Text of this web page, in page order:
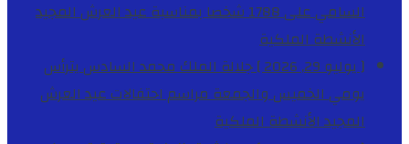
السامي على 1788 شخصا بمناسبة عيد العرش المجيد
الأنشطة الملكية
[ يوليو 29, 2026 ]
جلالة الملك محمد السادس يترأس
يومي الخميس والجمعة مراسم احتفالات عيد العرش
المجيدالأنشطة الملكية